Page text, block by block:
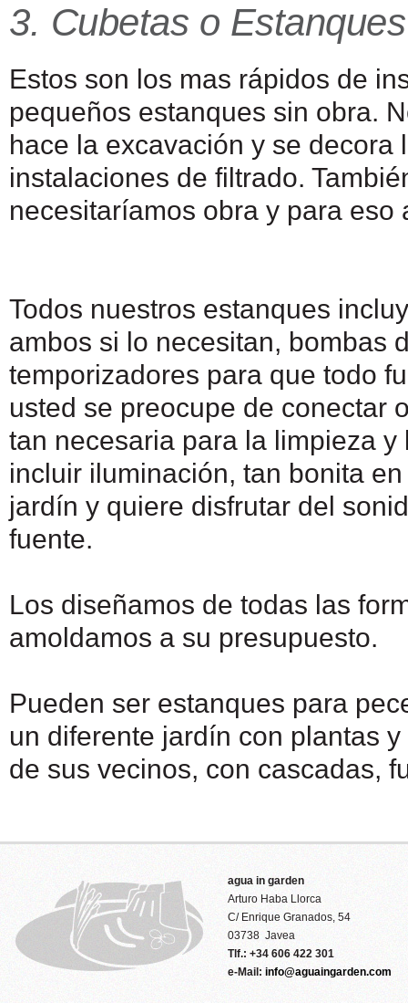
3. Cubetas o
Estos son los mas rápidos de
pequeños estanques sin obra.
hace la excavación y se
instalaciones de filtrado.
necesitaríamos obra y para
Todos nuestros estanques
ambos si lo necesitan, bombas
temporizadores para que todo
usted se preocupe de conectar
tan necesaria para la limpieza
incluir iluminación, tan bonita
jardín y quiere disfrutar del
fuente.
Los diseñamos de todas las
amoldamos a su presupuesto.
Pueden ser estanques para
un diferente jardín con plantas
de sus vecinos, con cascadas,
agua in garden
Arturo Haba Llorca
C/ Enrique Granados, 54
03738 Javea
Tlf.: +34 606 422 301
e-Mail: info@aguaingarden.com